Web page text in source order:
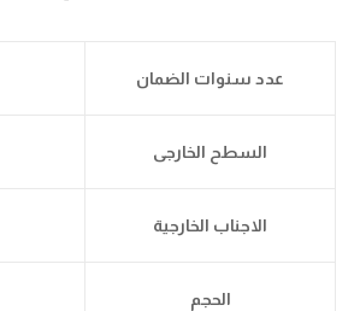
عدد سنوات الضمان
السطح الخارجى
الاجناب الخارجية
الحجم